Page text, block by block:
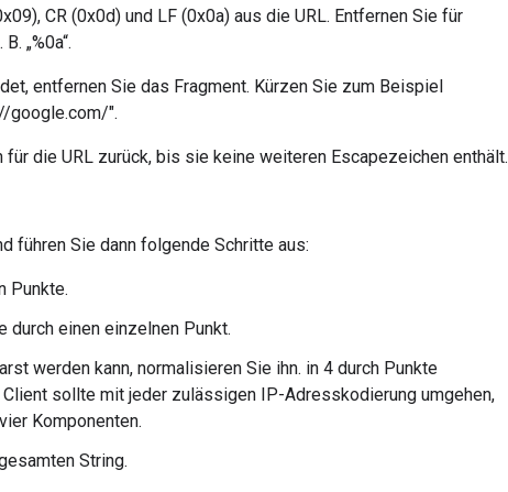
CR (0x0d) und LF (0x0a) aus die URL. Entfernen Sie für
„%0a“.
entfernen Sie das Fragment. Kürzen Sie zum Beispiel
google.com/".
die URL zurück, bis sie keine weiteren Escapezeichen enthält.
führen Sie dann folgende Schritte aus:
Punkte.
durch einen einzelnen Punkt.
werden kann, normalisieren Sie ihn. in 4 durch Punkte
sollte mit jeder zulässigen IP-Adresskodierung umgehen,
Komponenten.
String.